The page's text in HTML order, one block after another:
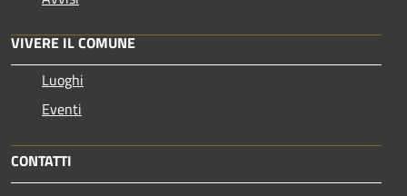
VIVERE IL COMUNE
Luoghi
Eventi
CONTATTI